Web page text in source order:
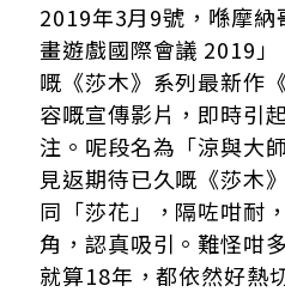
2019年3月9號，喺摩納
畫遊戲國際會議 2019
嘅《莎木》系列最新作
容嘅宣傳影片，即時引
注。呢段名為「涼與大
見返期待已久嘅《莎木
同「莎花」，隔咗咁耐
角，認真吸引。難怪咁
就算18年，都依然好熱